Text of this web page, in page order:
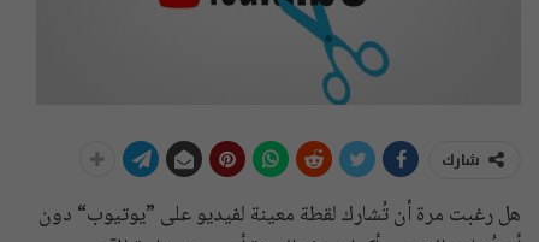
شارك
هل رغبت مرة أن تُشارك لقطة معينة لفيديو على ”يوتيوب“ دون